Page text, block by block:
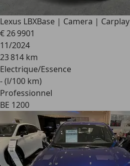
Lexus LBXBase | Camera | Carplay
€ 26 9901
11/2024
23 814 km
Electrique/Essence
- (l/100 km)
Professionnel
BE 1200